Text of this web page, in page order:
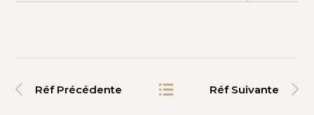
Réf Précédente Réf Suivante